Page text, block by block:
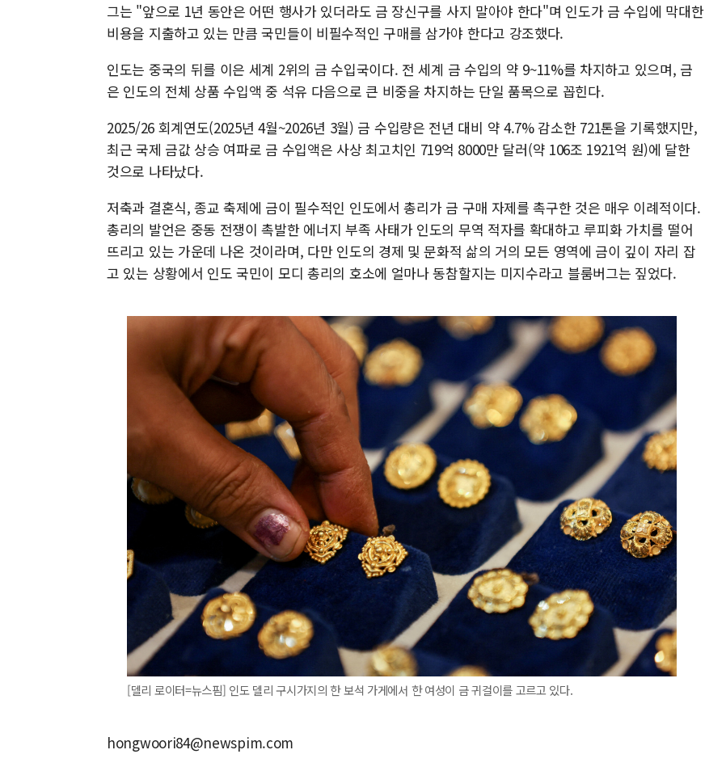
그는 "앞으로 1년 동안은 어떤 행사가 있더라도 금 장신구를 사지 말아야 한다"며 인도가 금 수입에 막대한
비용을 지출하고 있는 만큼 국민들이 비필수적인 구매를 삼가야 한다고 강조했다.
인도는 중국의 뒤를 이은 세계 2위의 금 수입국이다. 전 세계 금 수입의 약 9~11%를 차지하고 있으며, 금
은 인도의 전체 상품 수입액 중 석유 다음으로 큰 비중을 차지하는 단일 품목으로 꼽힌다.
2025/26 회계연도(2025년 4월~2026년 3월) 금 수입량은 전년 대비 약 4.7% 감소한 721톤을 기록했지만,
최근 국제 금값 상승 여파로 금 수입액은 사상 최고치인 719억 8000만 달러(약 106조 1921억 원)에 달한
것으로 나타났다.
저축과 결혼식, 종교 축제에 금이 필수적인 인도에서 총리가 금 구매 자제를 촉구한 것은 매우 이례적이다.
총리의 발언은 중동 전쟁이 촉발한 에너지 부족 사태가 인도의 무역 적자를 확대하고 루피화 가치를 떨어
뜨리고 있는 가운데 나온 것이라며, 다만 인도의 경제 및 문화적 삶의 거의 모든 영역에 금이 깊이 자리 잡
고 있는 상황에서 인도 국민이 모디 총리의 호소에 얼마나 동참할지는 미지수라고 블룸버그는 짚었다.
[델리 로이터=뉴스핌] 인도 델리 구시가지의 한 보석 가게에서 한 여성이 금 귀걸이를 고르고 있다.
hongwoori84@newspim.com